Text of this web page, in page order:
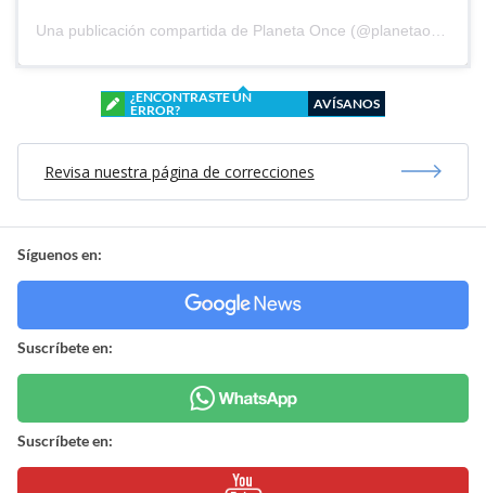
¿ENCONTRASTE UN
ERROR?
AVÍSANOS
Revisa nuestra página de correcciones
Síguenos en:
Suscríbete en:
Suscríbete en: